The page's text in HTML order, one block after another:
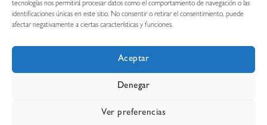
tecnologías nos permitirá procesar datos como el comportamiento de navegación o las
identificaciones únicas en este sitio. No consentir o retirar el consentimiento, puede
afectar negativamente a ciertas características y funciones.
Aceptar
Denegar
Ver preferencias
nerearetamonge@gmail.com
Aviso legal
Condiciones de uso y compra